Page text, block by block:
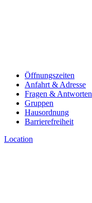
Öffnungszeiten
Anfahrt & Adresse
Fragen & Antworten
Gruppen
Hausordnung
Barrierefreiheit
Location